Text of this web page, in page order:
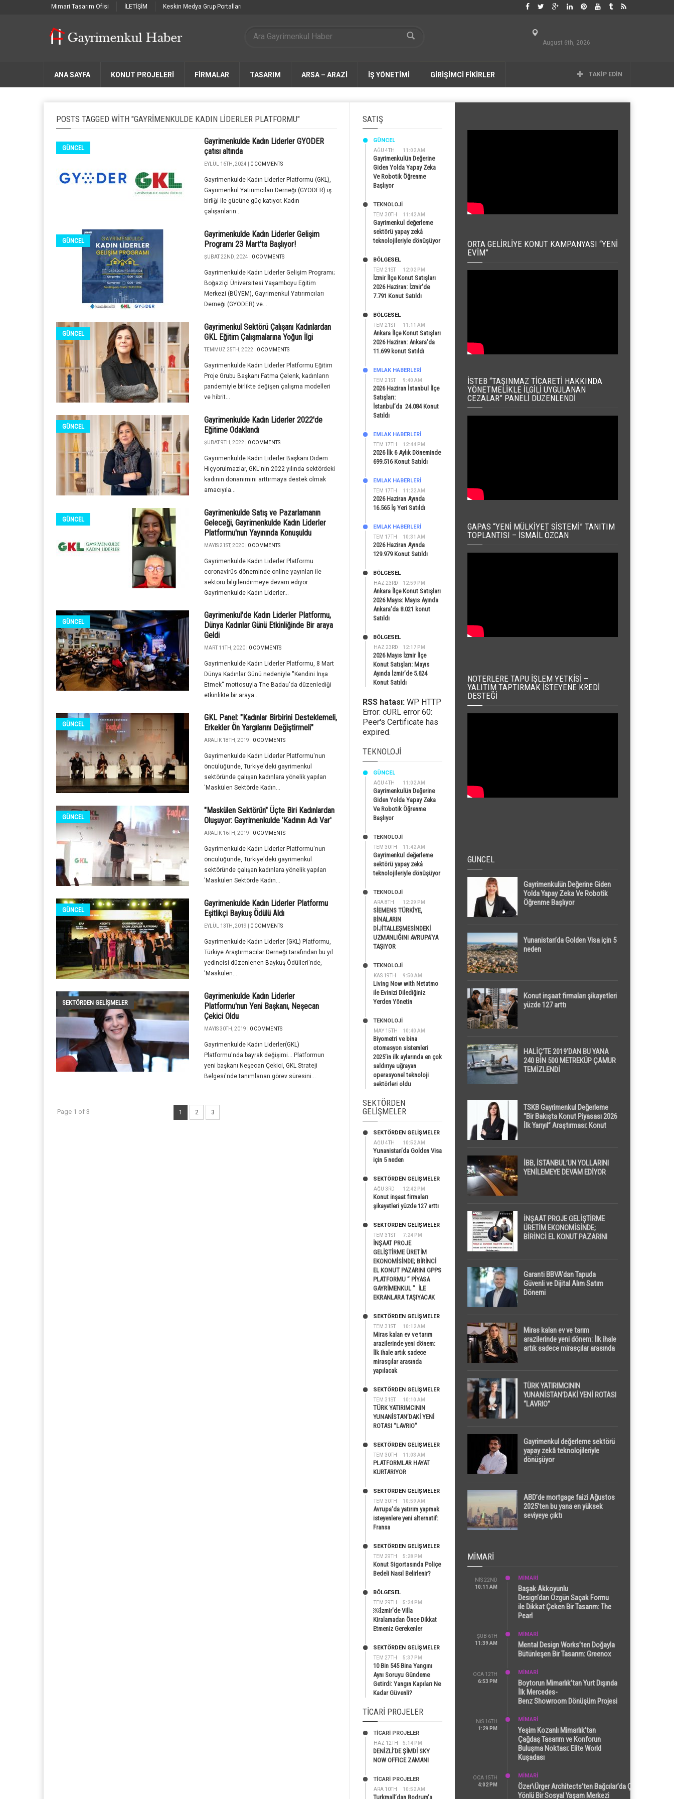
Mimari Tasarım Ofisi İLETİŞİM Keskin Medya Grup Portalları
August 6th, 2026
ANA SAYFA KONUT PROJELERİ FIRMALAR TASARIM ARSA – ARAZİ İŞ YÖNETİMİ GİRİŞİMCİ FİKİRLER TAKIP EDIN
POSTS TAGGED WITH "GAYRIMENKULDE KADIN LIDERLER PLATFORMU"
GÜNCEL
Gayrimenkulde Kadın Liderler GYODER
çatısı altında
EYLÜL 16TH, 2024 | 0 COMMENTS
Gayrimenkulde Kadın Liderler Platformu (GKL),
Gayrimenkul Yatırımcıları Derneği (GYODER) iş
birliği ile gücüne güç katıyor. Kadın
çalışanların...
GÜNCEL
Gayrimenkulde Kadın Liderler Gelişim
Programı 23 Mart'ta Başlıyor!
ŞUBAT 22ND, 2024 | 0 COMMENTS
Gayrimenkulde Kadın Liderler Gelişim Programı;
Boğaziçi Üniversitesi Yaşamboyu Eğitim
Merkezi (BÜYEM), Gayrimenkul Yatırımcıları
Derneği (GYODER) ve...
GÜNCEL
Gayrimenkul Sektörü Çalışanı Kadınlardan
GKL Eğitim Çalışmalarına Yoğun İlgi
TEMMUZ 25TH, 2022 | 0 COMMENTS
Gayrimenkulde Kadın Liderler Platformu Eğitim
Proje Grubu Başkanı Fatma Çelenk, kadınların
pandemiyle birlikte değişen çalışma modelleri
ve hibrit...
GÜNCEL
Gayrimenkulde Kadın Liderler 2022'de
Eğitime Odaklandı
ŞUBAT 9TH, 2022 | 0 COMMENTS
Gayrimenkulde Kadın Liderler Başkanı Didem
Hiçyorulmazlar, GKL'nin 2022 yılında sektördeki
kadının donanımını arttırmaya destek olmak
amacıyıla...
GÜNCEL
Gayrimenkulde Satış ve Pazarlamanın
Geleceği, Gayrimenkulde Kadın Liderler
Platformu'nun Yayınında Konuşuldu
MAYIS 21ST, 2020 | 0 COMMENTS
Gayrimenkulde Kadın Liderler Platformu
coronavirüs döneminde online yayınları ile
sektörü bilgilendirmeye devam ediyor.
Gayrimenkulde Kadın Liderler...
GÜNCEL
Gayrimenkul'de Kadın Liderler Platformu,
Dünya Kadınlar Günü Etkinliğinde Bir araya
Geldi
MART 11TH, 2020 | 0 COMMENTS
Gayrimenkulde Kadın Liderler Platformu, 8 Mart
Dünya Kadınlar Günü nedeniyle ''Kendini İnşa
Etmek'' mottosuyla The Badau'da düzenlediği
etkinlikte bir araya...
GÜNCEL
GKL Panel: "Kadınlar Birbirini Desteklemeli,
Erkekler Ön Yargılarını Değiştirmeli"
ARALIK 18TH, 2019 | 0 COMMENTS
Gayrimenkulde Kadın Liderler Platformu'nun
öncülüğünde, Türkiye'deki gayrimenkul
sektöründe çalışan kadınlara yönelik yapılan
'Maskülen Sektörde Kadın...
GÜNCEL
"Maskülen Sektörün" Üçte Biri Kadınlardan
Oluşuyor: Gayrimenkulde 'Kadının Adı Var'
ARALIK 16TH, 2019 | 0 COMMENTS
Gayrimenkulde Kadın Liderler Platformu'nun
öncülüğünde, Türkiye'deki gayrimenkul
sektöründe çalışan kadınlara yönelik yapılan
'Maskülen Sektörde Kadın...
GÜNCEL
Gayrimenkulde Kadın Liderler Platformu
Eşitlikçi Baykuş Ödülü Aldı
EYLÜL 13TH, 2019 | 0 COMMENTS
Gayrimenkulde Kadın Liderler (GKL) Platformu,
Türkiye Araştırmacılar Derneği tarafından bu yıl
yedincisi düzenlenen Baykuş Ödülleri'nde,
'Maskülen...
SEKTÖRDEN GELIŞMELER
Gayrimenkulde Kadın Liderler
Platformu'nun Yeni Başkanı, Neşecan
Çekici Oldu
MAYIS 30TH, 2019 | 0 COMMENTS
Gayrimenkulde Kadın Liderler(GKL)
Platformu'nda bayrak değişimi... Platformun
yeni başkanı Neşecan Çekici, GKL Strateji
Belgesi'nde tanımlanan görev süresini...
Page 1 of 3 1 2 3
SATIŞ
AĞU 4TH 11:02 AM
GÜNCEL
Gayrimenkulün Değerine
Giden Yolda Yapay Zeka
Ve Robotik Öğrenme
Başlıyor
TEM 30TH 11:42 AM
TEKNOLOJİ
Gayrimenkul değerleme
sektörü yapay zekâ
teknolojileriyle dönüşüyor
TEM 21ST 12:02 PM
BÖLGESEL
İzmir İlçe Konut Satışları
2026 Haziran: İzmir’de
7.791 Konut Satıldı
TEM 21ST 11:11 AM
BÖLGESEL
Ankara İlçe Konut Satışları
2026 Haziran: Ankara’da
11.699 konut Satıldı
TEM 21ST 9:40 AM
EMLAK HABERLERI
2026 Haziran İstanbul İlçe
Satışları:
İstanbul’da 24.084 Konut
Satıldı
TEM 17TH 12:44 PM
EMLAK HABERLERI
2026 İlk 6 Aylık Döneminde
699.516 Konut Satıldı
TEM 17TH 11:22 AM
EMLAK HABERLERI
2026 Haziran Ayında
16.565 İş Yeri Satıldı
TEM 17TH 10:31 AM
EMLAK HABERLERI
2026 Haziran Ayında
129.979 Konut Satıldı
HAZ 23RD 12:59 PM
BÖLGESEL
Ankara İlçe Konut Satışları
2026 Mayıs: Mayıs Ayında
Ankara’da 8.021 konut
Satıldı
HAZ 23RD 12:17 PM
BÖLGESEL
2026 Mayıs İzmir İlçe
Konut Satışları: Mayıs
Ayında İzmir’de 5.624
Konut Satıldı
RSS hatası: WP HTTP
Error: cURL error 60:
Peer's Certificate has
expired.
TEKNOLOJI
AĞU 4TH 11:02 AM
GÜNCEL
Gayrimenkulün Değerine
Giden Yolda Yapay Zeka
Ve Robotik Öğrenme
Başlıyor
TEM 30TH 11:42 AM
TEKNOLOJİ
Gayrimenkul değerleme
sektörü yapay zekâ
teknolojileriyle dönüşüyor
ARA 8TH 12:29 PM
TEKNOLOJİ
SİEMENS TÜRKİYE,
BİNALARIN
DİJİTALLEŞMESİNDEKİ
UZMANLIĞINI AVRUPA’YA
TAŞIYOR
KAS 19TH 9:50 AM
TEKNOLOJİ
Living Now with Netatmo
ile Evinizi Dilediğiniz
Yerden Yönetin
MAY 15TH 10:40 AM
TEKNOLOJİ
Biyometri ve bina
otomasyon sistemleri
2025’in ilk aylarında en çok
saldırıya uğrayan
operasyonel teknoloji
sektörleri oldu
SEKTÖRDEN
GELIŞMELER
AĞU 4TH 10:52 AM
SEKTÖRDEN GELIŞMELER
Yunanistan’da Golden Visa
için 5 neden
AĞU 3RD 12:42 PM
SEKTÖRDEN GELIŞMELER
Konut inşaat firmaları
şikayetleri yüzde 127 arttı
TEM 31ST 7:24 PM
SEKTÖRDEN GELIŞMELER
İNŞAAT PROJE
GELİŞTİRME ÜRETİM
EKONOMİSİNDE; BİRİNCİ
EL KONUT PAZARINI GPPS
PLATFORMU ” PİYASA
GAYRİMENKUL ” İLE
EKRANLARA TAŞIYACAK
TEM 31ST 10:12 AM
SEKTÖRDEN GELIŞMELER
Miras kalan ev ve tarım
arazilerinde yeni dönem:
İlk ihale artık sadece
mirasçılar arasında
yapılacak
TEM 31ST 10:10 AM
SEKTÖRDEN GELIŞMELER
TÜRK YATIRIMCININ
YUNANİSTAN’DAKİ YENİ
ROTASI “LAVRIO”
TEM 30TH 11:03 AM
SEKTÖRDEN GELIŞMELER
PLATFORMLAR HAYAT
KURTARIYOR
TEM 30TH 10:59 AM
SEKTÖRDEN GELIŞMELER
Avrupa’da yatırım yapmak
isteyenlere yeni alternatif:
Fransa
TEM 29TH 5:28 PM
SEKTÖRDEN GELIŞMELER
Konut Sigortasında Poliçe
Bedeli Nasıl Belirlenir?
TEM 29TH 5:24 PM
BÖLGESEL
￼İzmir’de Villa
Kiralamadan Önce Dikkat
Etmeniz Gerekenler
TEM 27TH 5:37 PM
SEKTÖRDEN GELIŞMELER
10 Bin 545 Bina Yangını
Aynı Soruyu Gündeme
Getirdi: Yangın Kapıları Ne
Kadar Güvenli?
TICARI PROJELER
HAZ 12TH 5:14 PM
TİCARİ PROJELER
DENİZLİ’DE ŞİMDİ SKY
NOW OFFICE ZAMANI
ARA 10TH 10:52 AM
TİCARİ PROJELER
Turkmall’dan Bodrum’a
ORTA GELIRLIYE KONUT KAMPANYASI “YENI
EVIM”
İSTEB “TAŞINMAZ TICARETI HAKKINDA
YÖNETMELIKLE İLGILI UYGULANAN
CEZALAR” PANELI DÜZENLENDI
GAPAS “YENI MÜLKIYET SISTEMI” TANITIM
TOPLANTISI – İSMAIL ÖZCAN
NOTERLERE TAPU İŞLEM YETKISI –
YALITIM TAPTIRMAK İSTEYENE KREDI
DESTEĞI
GÜNCEL
Gayrimenkulün Değerine Giden
Yolda Yapay Zeka Ve Robotik
Öğrenme Başlıyor
Yunanistan’da Golden Visa için 5
neden
Konut inşaat firmaları şikayetleri
yüzde 127 arttı
HALİÇ’TE 2019’DAN BU YANA
240 BİN 500 METREKÜP ÇAMUR
TEMİZLENDİ
TSKB Gayrimenkul Değerleme
“Bir Bakışta Konut Piyasası 2026
İlk Yarıyıl” Araştırması: Konut
Dikkat Çekti
İBB, İSTANBUL’UN YOLLARINI
YENİLEMEYE DEVAM EDİYOR
İNŞAAT PROJE GELİŞTİRME
ÜRETİM EKONOMİSİNDE;
BİRİNCİ EL KONUT PAZARINI
Garanti BBVA’dan Tapuda
Güvenli ve Dijital Alım Satım
Dönemi
Miras kalan ev ve tarım
arazilerinde yeni dönem: İlk ihale
artık sadece mirasçılar arasında
TÜRK YATIRIMCININ
YUNANİSTAN’DAKİ YENİ ROTASI
“LAVRIO”
Gayrimenkul değerleme sektörü
yapay zekâ teknolojileriyle
dönüşüyor
ABD’de mortgage faizi Ağustos
2025’ten bu yana en yüksek
seviyeye çıktı
MIMARI
NIS 22ND
10:11 AM
MİMARİ
Başak Akkoyunlu
Design’dan Özgün Saçak Formu
ile Dikkat Çeken Bir Tasarım: The
Pearl
ŞUB 6TH
11:39 AM
MİMARİ
Mental Design Works’ten Doğayla
Bütünleşen Bir Tasarım: Greenox
OCA 12TH
6:53 PM
MİMARİ
Boytorun Mimarlık’tan Yurt Dışında
İlk Mercedes-
Benz Showroom Dönüşüm Projesi
NIS 16TH
1:29 PM
MİMARİ
Yeşim Kozanlı Mimarlık’tan
Çağdaş Tasarım ve Konforun
Buluşma Noktası: Elite World
Kuşadası
OCA 15TH
4:02 PM
MİMARİ
Özer\Ürger Architects’ten Bağcılar’da Çok
Yönlü Bir Sosyal Yaşam Merkezi